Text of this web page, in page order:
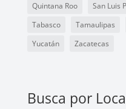
Quintana Roo
San Luis
Tabasco
Tamaulipas
Yucatán
Zacatecas
Busca por